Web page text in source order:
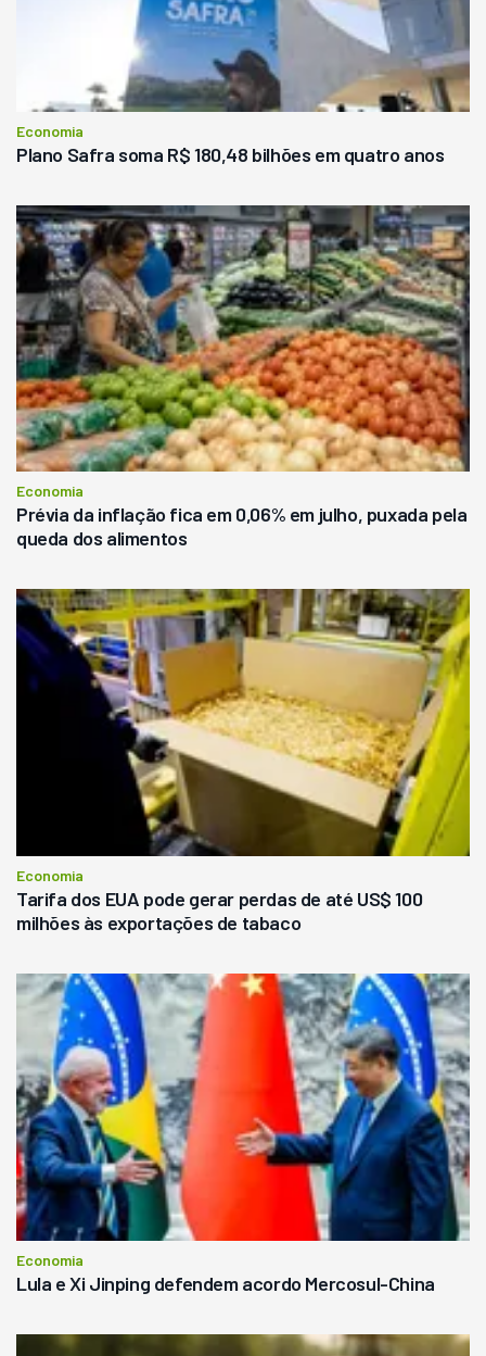
Economia
Plano Safra soma R$ 180,48 bilhões em quatro anos
Economia
Prévia da inflação fica em 0,06% em julho, puxada pela
queda dos alimentos
Economia
Tarifa dos EUA pode gerar perdas de até US$ 100
milhões às exportações de tabaco
Economia
Lula e Xi Jinping defendem acordo Mercosul-China